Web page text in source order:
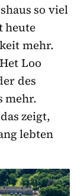
so viel
heute
mehr.
Loo
des
mehr.
zeigt,
lebten